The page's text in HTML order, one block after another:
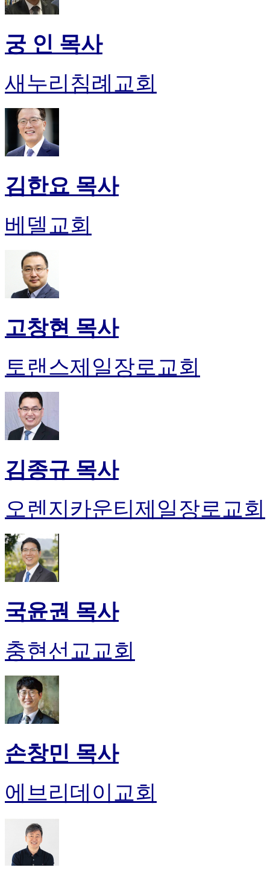
궁 인 목사
새누리침례교회
김한요 목사
베델교회
고창현 목사
토랜스제일장로교회
김종규 목사
오렌지카운티제일장로교회
국윤권 목사
충현선교교회
손창민 목사
에브리데이교회